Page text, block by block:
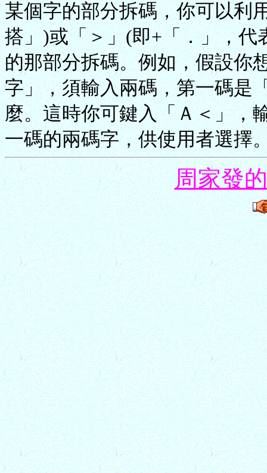
某個字的部分拆碼，你可以利
搭」)或「＞」(即+「．」，代
的那部分拆碼。例如，假設你
字」，須輸入兩碼，第一碼是
麼。這時你可鍵入「Ａ＜」，
一碼的兩碼字，供使用者選擇
周家發